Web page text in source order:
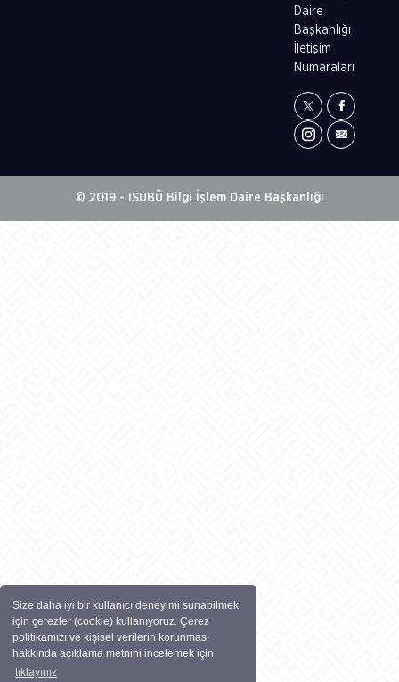
Size daha iyi bir kullanıcı deneyimi sunabilmek
için çerezler (cookie) kullanıyoruz. Çerez
politikamızı ve kişisel verilerin korunması
hakkında açıklama metnini incelemek için
tıklayınız
Daire
Başkanlığı
İletişim
Numaraları
© 2019 - ISUBÜ Bilgi İşlem Daire Başkanlığı